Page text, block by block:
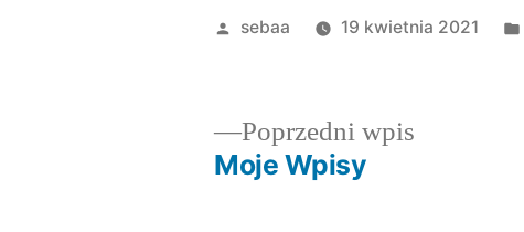
Posted
sebaa 19 kwietnia 2021
Nawigacja
Poprzedni wpis
Moje Wpisy